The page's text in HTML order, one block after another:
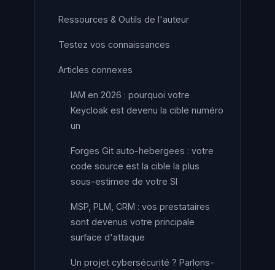
Ressources & Outils de l'auteur
Testez vos connaissances
Articles connexes
IAM en 2026 : pourquoi votre
Keycloak est devenu la cible numéro
un
Forges Git auto-hebergees : votre
code source est la cible la plus
sous-estimee de votre SI
MSP, PLM, CRM : vos prestataires
sont devenus votre principale
surface d'attaque
Un projet cybersécurité ? Parlons-